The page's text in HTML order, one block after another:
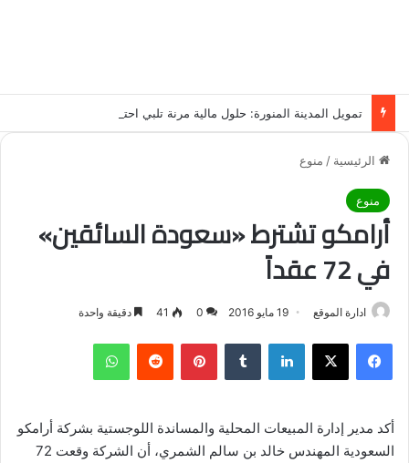
الرئيسية / منوع
منوع
أرامكو تشترط «سعودة السائقين»
في 72 عقداً
ادارة الموقع 19 مايو 2016 0
41 دقيقة واحدة
فيسبوك لينكدإن بينتيريست
أكد مدير إدارة المبيعات المحلية والمساندة اللوجستية بشركة أرامكو
السعودية المهندس خالد بن سالم الشمري، أن الشركة وقعت 72